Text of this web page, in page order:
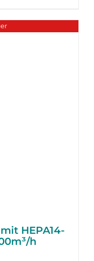
HEPA14-
h